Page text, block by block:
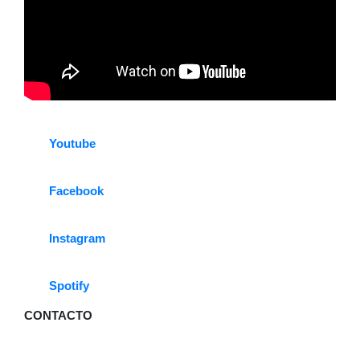
Youtube
Facebook
Instagram
Spotify
CONTACTO